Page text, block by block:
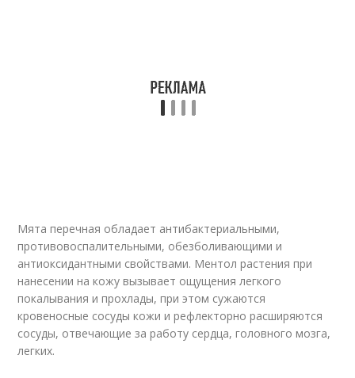
Мята перечная обладает антибактериальными,
противовоспалительными, обезболивающими и
антиоксидантными свойствами. Ментол растения при
нанесении на кожу вызывает ощущения легкого
покалывания и прохлады, при этом сужаются
кровеносные сосуды кожи и рефлекторно расширяются
сосуды, отвечающие за работу сердца, головного мозга,
легких.